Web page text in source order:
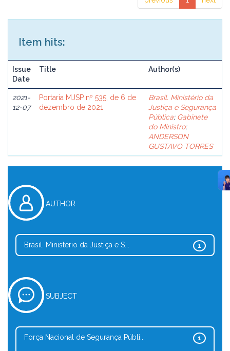
Item hits:
Issue
Date
Title Author(s)
2021-
12-07
Portaria MJSP nº 535, de 6 de
dezembro de 2021
Brasil. Ministério da
Justiça e Segurança
Pública; Gabinete
do Ministro;
ANDERSON
GUSTAVO TORRES
AUTHOR
1
Brasil. Ministério da Justiça e S...
SUBJECT
1
Força Nacional de Segurança Públi...